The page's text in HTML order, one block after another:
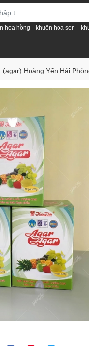
hoa hồng khuôn hoa sen
(agar) Hoàng Yến Hải